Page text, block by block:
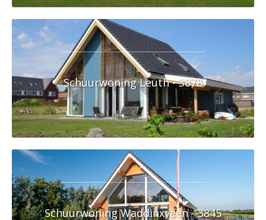
Schuurwoning Leuth - 3878
Schuurwoning Waddinxveen - 3845